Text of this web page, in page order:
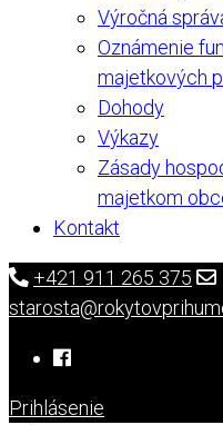
Výročná
Oznámenie
majetkových
Dohody
Výkazy
Zásady
majetkom
Kontakt
+421 911 265 375
Prihlásenie